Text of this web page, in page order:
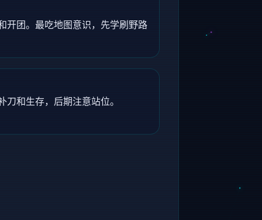
开团。最吃地图意识，先学刷野路
和生存，后期注意站位。